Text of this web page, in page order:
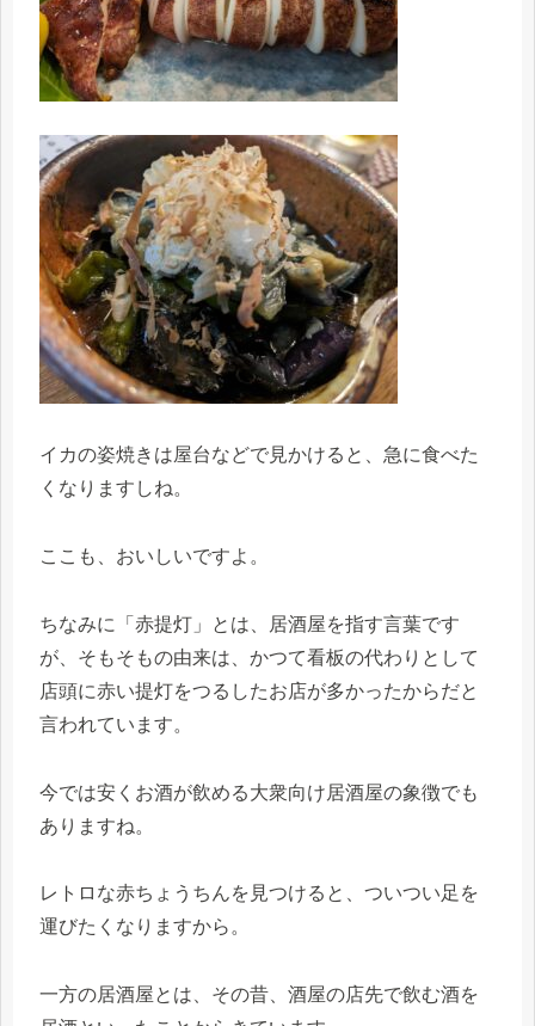
イカの姿焼きは屋台などで見かけると、急に食べた
くなりますしね。
ここも、おいしいですよ。
ちなみに「赤提灯」とは、居酒屋を指す言葉です
が、そもそもの由来は、かつて看板の代わりとして
店頭に赤い提灯をつるしたお店が多かったからだと
言われています。
今では安くお酒が飲める大衆向け居酒屋の象徴でも
ありますね。
レトロな赤ちょうちんを見つけると、ついつい足を
運びたくなりますから。
一方の居酒屋とは、その昔、酒屋の店先で飲む酒を